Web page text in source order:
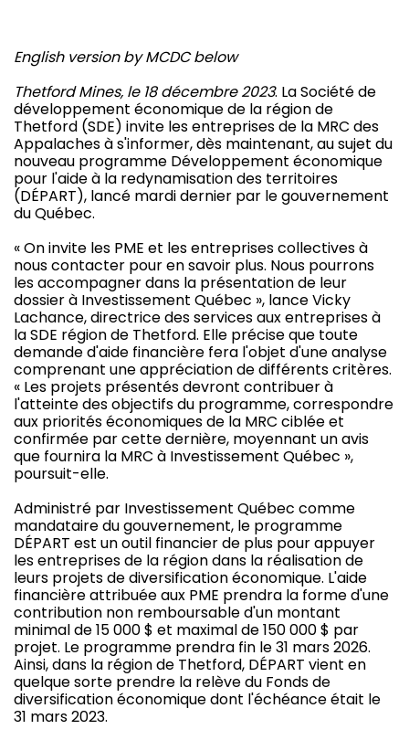
English version by MCDC below
Thetford Mines, le 18 décembre 2023. La Société de
développement économique de la région de
Thetford (SDE) invite les entreprises de la MRC des
Appalaches à s'informer, dès maintenant, au sujet du
nouveau programme Développement économique
pour l'aide à la redynamisation des territoires
(DÉPART), lancé mardi dernier par le gouvernement
du Québec.
« On invite les PME et les entreprises collectives à
nous contacter pour en savoir plus. Nous pourrons
les accompagner dans la présentation de leur
dossier à Investissement Québec », lance Vicky
Lachance, directrice des services aux entreprises à
la SDE région de Thetford. Elle précise que toute
demande d'aide financière fera l'objet d'une analyse
comprenant une appréciation de différents critères.
« Les projets présentés devront contribuer à
l'atteinte des objectifs du programme, correspondre
aux priorités économiques de la MRC ciblée et
confirmée par cette dernière, moyennant un avis
que fournira la MRC à Investissement Québec »,
poursuit-elle.
Administré par Investissement Québec comme
mandataire du gouvernement, le programme
DÉPART est un outil financier de plus pour appuyer
les entreprises de la région dans la réalisation de
leurs projets de diversification économique. L'aide
financière attribuée aux PME prendra la forme d'une
contribution non remboursable d'un montant
minimal de 15 000 $ et maximal de 150 000 $ par
projet. Le programme prendra fin le 31 mars 2026.
Ainsi, dans la région de Thetford, DÉPART vient en
quelque sorte prendre la relève du Fonds de
diversification économique dont l'échéance était le
31 mars 2023.